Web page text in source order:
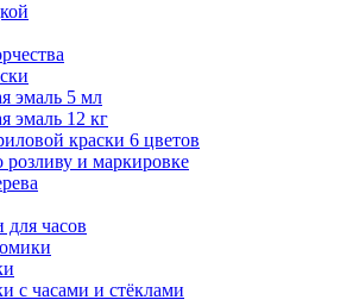
эмаль 5 мл
эмаль 12 кг
краски 6 цветов
розливу и маркировке
для часов
с часами и стёклами